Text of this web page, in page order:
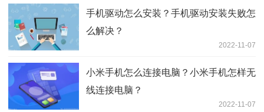
手机驱动怎么安装？手机驱动安装失败怎
么解决？
2022-11-07
小米手机怎么连接电脑？小米手机怎样无
线连接电脑？
2022-11-07